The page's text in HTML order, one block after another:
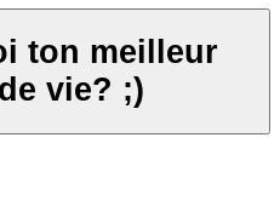
ton meilleur
vie? ;)